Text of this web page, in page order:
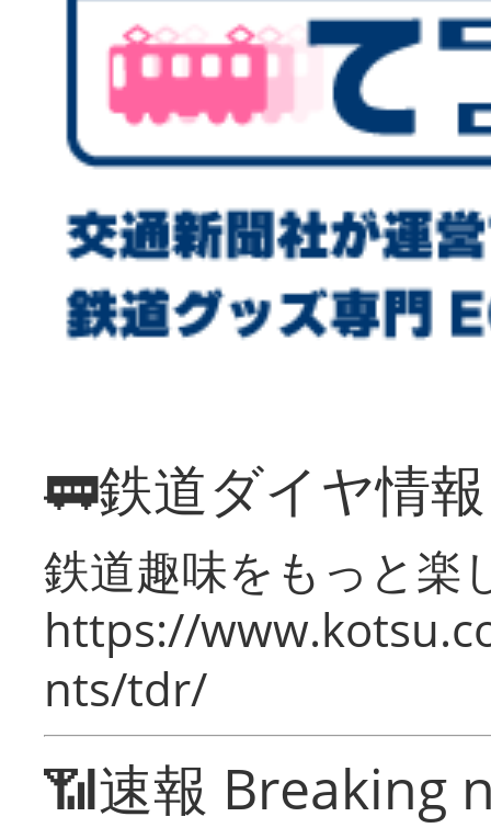
🚃鉄道ダイヤ情
鉄道趣味をもっと楽
https://
nts/tdr/
📶速報 Breaking